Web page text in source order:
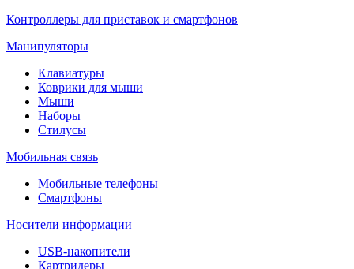
Контроллеры для приставок и смартфонов
Манипуляторы
Клавиатуры
Коврики для мыши
Мыши
Наборы
Стилусы
Мобильная связь
Мобильные телефоны
Смартфоны
Носители информации
USB-накопители
Картридеры